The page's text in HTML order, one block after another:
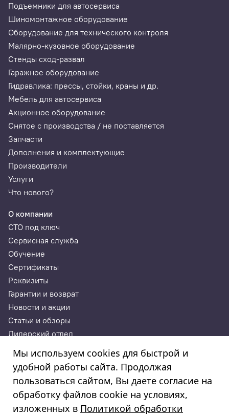
Подъемники для автосервиса
Шиномонтажное оборудование
Оборудование для технического контроля
Малярно-кузовное оборудование
Стенды сход-развал
Гаражное оборудование
Гидравлика: прессы, стойки, краны и др.
Мебель для автосервиса
Акционное оборудование
Снятое с производства / не поставляется
Запчасти
Дополнения и комплектующие
Производители
Услуги
Что нового?
О компании
СТО под ключ
Сервисная служба
Обучение
Сертификаты
Реквизиты
Гарантии и возврат
Новости и акции
Статьи и обзоры
Дилерский отдел
© 2003—2025
ИП Годунова Лариса Леонидовна
ИНН 532108772827, ОГРНИП 308532130300022, ОКПО
308532130300022
Мы используем cookies для быстрой и
удобной работы сайта. Продолжая
пользоваться сайтом, Вы даете согласие на
обработку файлов cookie на условиях,
изложенных в Политикой обработки